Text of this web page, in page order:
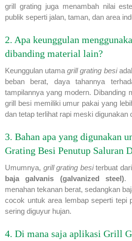
grill grating juga menambah nilai
publik seperti jalan, taman, dan area
2. Apa keunggulan
dibanding material lain?
Keunggulan utamagrill grating besi
beban berat, daya tahannya
tampilannya yang modern. Dibanding
grill besi memiliki umur pakai yang
dan tetap terlihat rapi meski digunakan
3. Bahan apa yang digunakan
Grating Besi Penutup Saluran
Umumnya, grill grating besiterbuat dari
baja galvanis (galvanized steel).
menahan tekanan berat, sedangkan
cocok untuk area lembap seperti tepi
sering diguyur hujan.
4. Di mana saja aplikasi Grill